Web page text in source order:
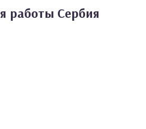
работы Сербия